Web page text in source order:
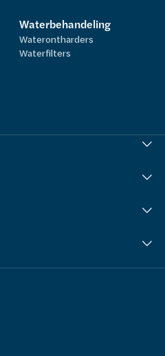
Waterbehandeling
Waterontharders
Waterfilters